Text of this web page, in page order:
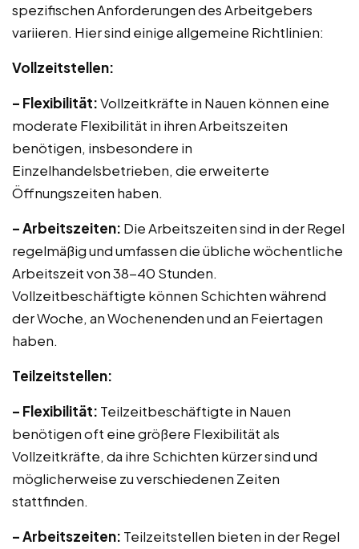
spezifischen Anforderungen des Arbeitgebers
variieren. Hier sind einige allgemeine Richtlinien:
Vollzeitstellen:
– Flexibilität:Vollzeitkräfte in Nauen können eine
moderate Flexibilität in ihren Arbeitszeiten
benötigen, insbesondere in
Einzelhandelsbetrieben, die erweiterte
Öffnungszeiten haben.
– Arbeitszeiten: Die Arbeitszeiten sind in der Regel
regelmäßig und umfassen die übliche wöchentliche
Arbeitszeit von 38-40 Stunden.
Vollzeitbeschäftigte können Schichten während
der Woche, an Wochenenden und an Feiertagen
haben.
Teilzeitstellen:
– Flexibilität: Teilzeitbeschäftigte in Nauen
benötigen oft eine größere Flexibilität als
Vollzeitkräfte, da ihre Schichten kürzer sind und
möglicherweise zu verschiedenen Zeiten
stattfinden.
– Arbeitszeiten: Teilzeitstellen bieten in der Regel